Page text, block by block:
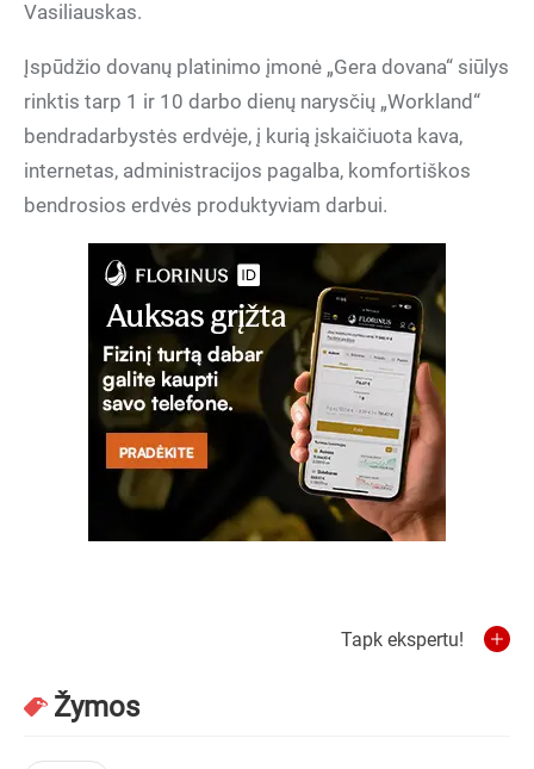
Vasiliauskas.
Įspūdžio dovanų platinimo įmonė „Gera dovana“ siūlys
rinktis tarp 1 ir 10 darbo dienų narysčių „Workland“
bendradarbystės erdvėje, į kurią įskaičiuota kava,
internetas, administracijos pagalba, komfortiškos
bendrosios erdvės produktyviam darbui.
Tapk ekspertu!
Žymos